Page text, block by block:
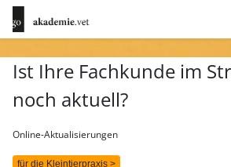
Ist Ihre Fachkunde im
noch aktuell?
Online-Aktualisierungen
für die Kleintierpraxis >